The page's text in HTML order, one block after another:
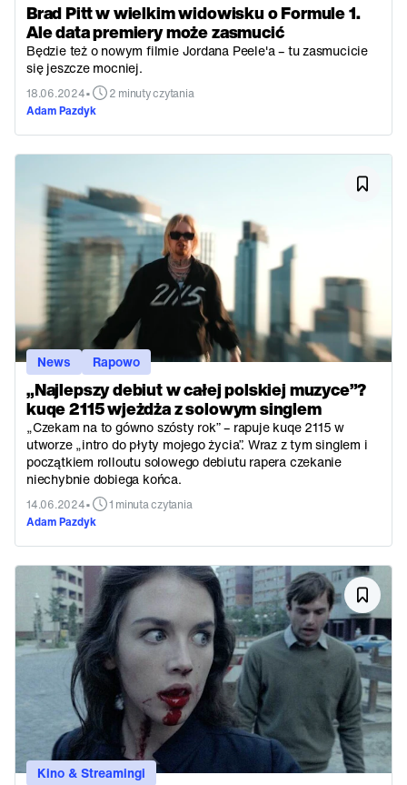
Brad Pitt w wielkim widowisku o Formule 1.
Ale data premiery może zasmucić
Będzie też o nowym filmie Jordana Peele'a – tu zasmucicie
się jeszcze mocniej.
18.06.2024•
2 minuty czytania
Adam Pazdyk
„Najlepszy debiut w całej polskiej muzyce”?
kuqe 2115 wjeżdża z solowym singlem
„Czekam na to gówno szósty rok” – rapuje kuqe 2115 w
utworze „intro do płyty mojego życia”. Wraz z tym singlem i
początkiem rolloutu solowego debiutu rapera czekanie
niechybnie dobiega końca.
14.06.2024•
1 minuta czytania
Adam Pazdyk
News Rapowo
Kino & Streamingi